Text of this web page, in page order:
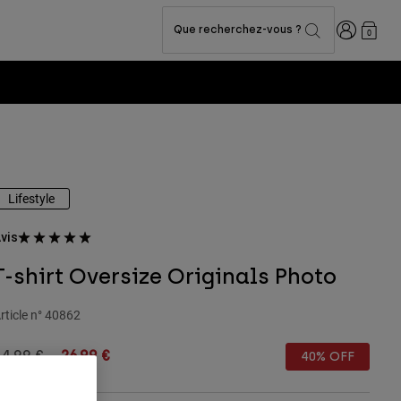
Que recherchez-vous ? Connexion
0
Lifestyle
shirt Oversize Originals Photo
n° 40862
reduced from
€to26,99 € 40% OFF